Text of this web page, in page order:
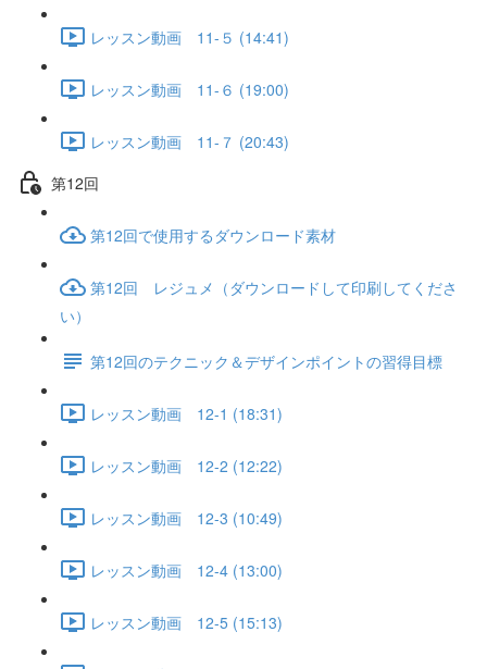
レッスン動画 11-５ (14:41)
レッスン動画 11-６ (19:00)
レッスン動画 11-７ (20:43)
第12回
第12回で使用するダウンロード素材
第12回 レジュメ（ダウンロードして印刷してくださ
い）
第12回のテクニック＆デザインポイントの習得目標
レッスン動画 12-1 (18:31)
レッスン動画 12-2 (12:22)
レッスン動画 12-3 (10:49)
レッスン動画 12-4 (13:00)
レッスン動画 12-5 (15:13)